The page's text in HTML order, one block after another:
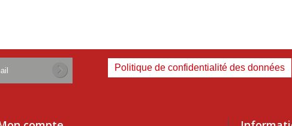
Politique de confidentialité des données